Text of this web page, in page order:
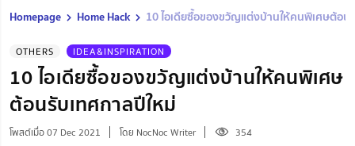
Homepage Home Hack 10 ไอเดียซื้อของขวัญแต่งบ้านให้คนพิเศษต้อน
OTHERS IDEA&INSPIRATION
10 ไอเดียซื้อของขวัญแต่งบ้านให้คนพิเศษ
ต้อนรับเทศกาลปีใหม่
โพสต์เมื่อ 07 Dec 2021 โดย NocNoc Writer 354